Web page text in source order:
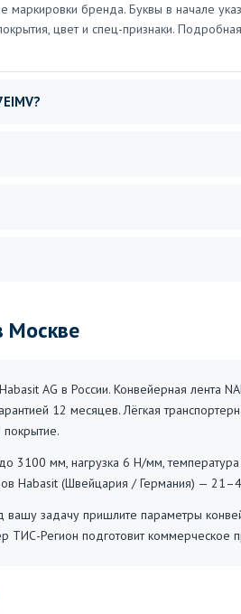
маркировки бренда. Буквы в начале
цвет и спец-признаки.
Москве
AG в России. Конвейерная лента
12 месяцев. Лёгкая
3100 мм, нагрузка 6 Н/мм, температура
Habasit (Швейцария / Германия) —
задачу пришлите параметры
ТИС-Регион подготовит коммерческое